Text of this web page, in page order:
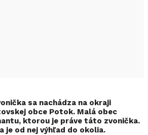
sa nachádza na okraji
obce Potok. Malá obec
ktorou je práve táto zvonička.
je od nej výhľad do okolia.